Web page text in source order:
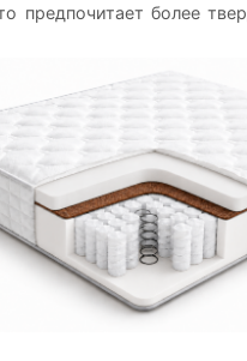
предпочитает более